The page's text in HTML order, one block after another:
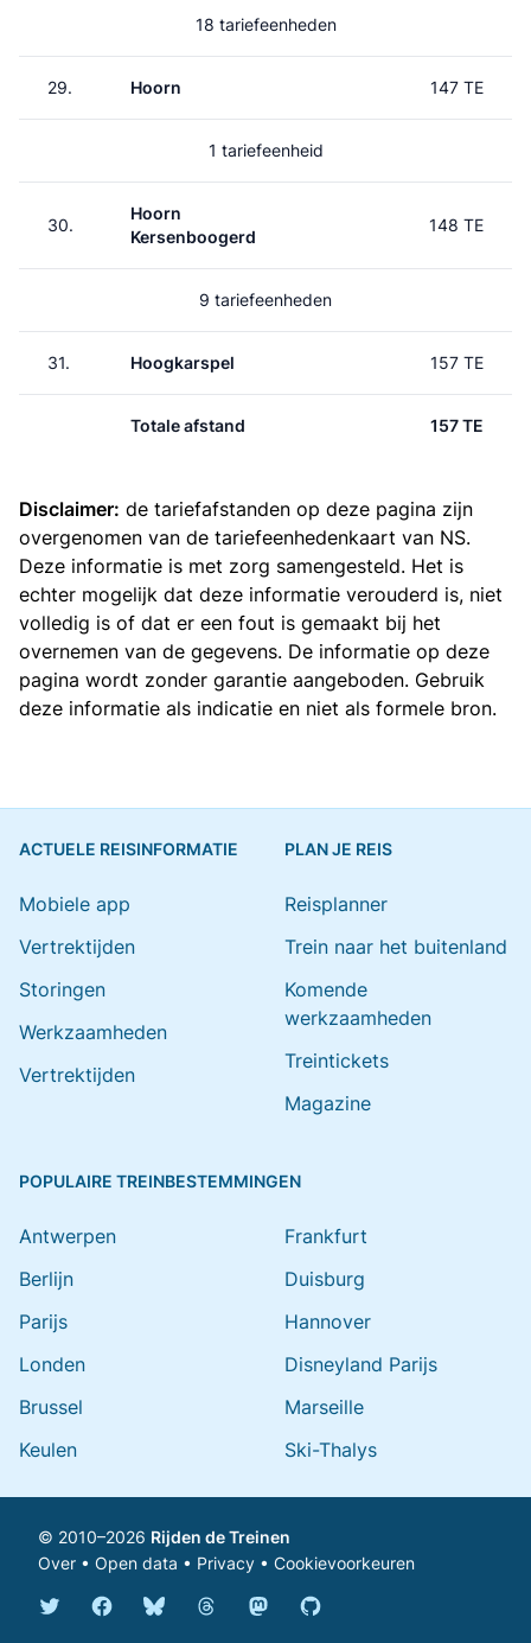
18 tariefeenheden
29. Hoorn 147 TE
1 tariefeenheid
30.
Hoorn
Kersenboogerd
148 TE
9 tariefeenheden
31. Hoogkarspel 157 TE
Totale afstand 157 TE
Disclaimer: de tariefafstanden op deze pagina zijn
overgenomen van de tariefeenhedenkaart van NS.
Deze informatie is met zorg samengesteld. Het is
echter mogelijk dat deze informatie verouderd is, niet
volledig is of dat er een fout is gemaakt bij het
overnemen van de gegevens. De informatie op deze
pagina wordt zonder garantie aangeboden. Gebruik
deze informatie als indicatie en niet als formele bron.
ACTUELE REISINFORMATIE
Mobiele app
Vertrektijden
Storingen
Werkzaamheden
Vertrektijden
PLAN JE REIS
Reisplanner
Trein naar het buitenland
Komende
werkzaamheden
Treintickets
Magazine
POPULAIRE TREINBESTEMMINGEN
Antwerpen
Berlijn
Parijs
Londen
Brussel
Keulen
Frankfurt
Duisburg
Hannover
Disneyland Parijs
Marseille
Ski-Thalys
© 2010–2026 Rijden de Treinen
Over • Open data • Privacy • Cookievoorkeuren